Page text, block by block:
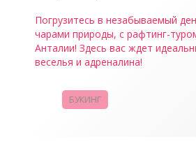
Погрузитесь в незабываемый
чарами природы, с рафтинг-
Анталии! Здесь вас ждет
веселья и адреналина!
БУКИНГ